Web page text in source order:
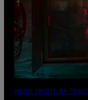
PHOTO CREDIT BY